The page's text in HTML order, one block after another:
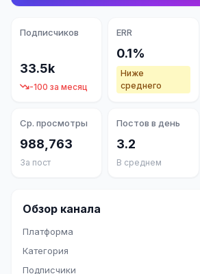
Подписчиков
33.5k
-100 за месяц
ERR
0.1%
Ниже
среднего
Ср. просмотры
988,763
За пост
Постов в день
3.2
В среднем
Обзор канала
Платформа
Категория
Подписчики